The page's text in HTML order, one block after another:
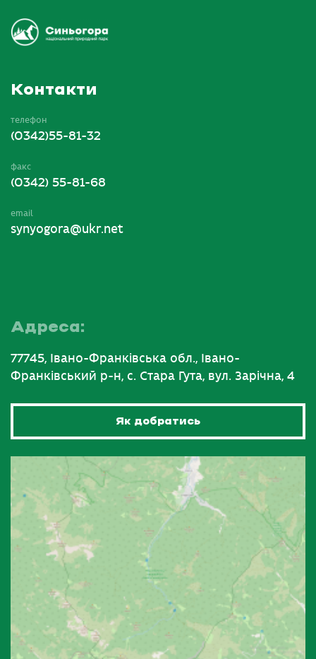
Контакти
телефон
(0342)55-81-32
факс
(0342) 55-81-68
email
synyogora@ukr.net
Адреса:
77745, Івано-Франківська обл., Івано-
Франківський р-н, с. Стара Гута, вул. Зарічна, 4
Як добратись